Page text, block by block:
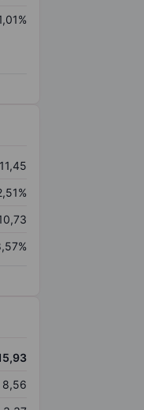
11,45
8,56